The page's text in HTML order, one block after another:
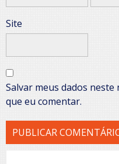
Site
Salvar meus dados
que eu comentar.